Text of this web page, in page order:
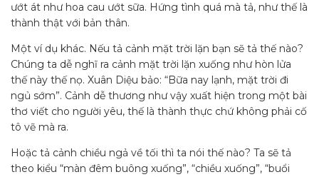
ướt át như hoa cau ướt sữa. Hứng tình quá mà tả, như thế là
thành thật với bản thân.
Một ví dụ khác. Nếu tả cảnh mặt trời lặn bạn sẽ tả thế nào?
Chúng ta dễ nghĩ ra cảnh mặt trời lặn xuống như hòn lửa
thế này thế nọ. Xuân Diệu bảo: “Bữa nay lạnh, mặt trời đi
ngủ sớm”. Cảnh dễ thương như vậy xuất hiện trong một bài
thơ viết cho người yêu, thế là thành thực chứ không phải cố
tô vẽ mà ra.
Hoặc tả cảnh chiều ngả về tối thì ta nói thế nào? Ta sẽ tả
theo kiểu “màn đêm buông xuống”, “chiều xuống”, “buổi